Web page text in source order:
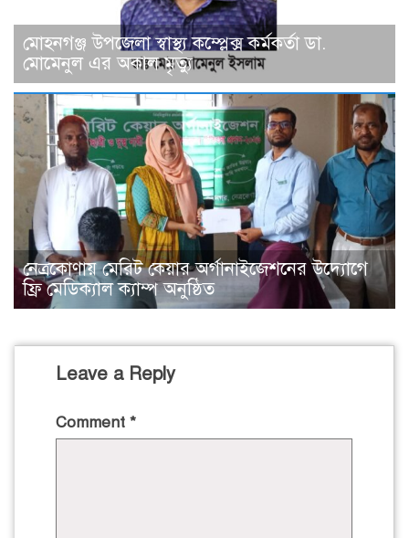
মোহনগঞ্জ উপজেলা স্বাস্থ্য কম্প্লেক্স কর্মকর্তা ডা.
মোমেনুল এর অকাল মৃত্যু
নেত্রকোণায় মেরিট কেয়ার অর্গানাইজেশনের উদ্যোগে
ফ্রি মেডিক্যাল ক্যাম্প অনুষ্ঠিত
Leave a Reply
Comment *